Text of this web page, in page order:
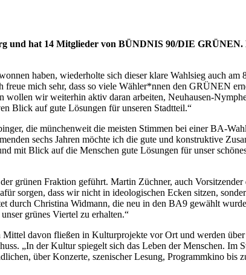
und hat 14 Mitglieder von BÜNDNIS 90/DIE
haben, wiederholte sich dieser klare Wahlsieg auch am
mich sehr, dass so viele Wähler*nnen den GRÜNEN
wollen wir weiterhin aktiv daran arbeiten, Neuhausen-
Blick auf gute Lösungen für unseren Stadtteil.“
die münchenweit die meisten Stimmen bei einer BA-
sechs Jahren möchte ich die gute und konstruktive
mit Blick auf die Menschen gute Lösungen für unser
Fraktion geführt. Martin Züchner, auch Vorsitzender
sorgen, dass wir nicht in ideologischen Ecken sitzen,
Christina Widmann, die neu in den BA9 gewählt
grünes Viertel zu erhalten.“
davon fließen in Kulturprojekte vor Ort und werden
„In der Kultur spiegelt sich das Leben der Menschen.
über Konzerte, szenischer Lesung, Programmkino bis